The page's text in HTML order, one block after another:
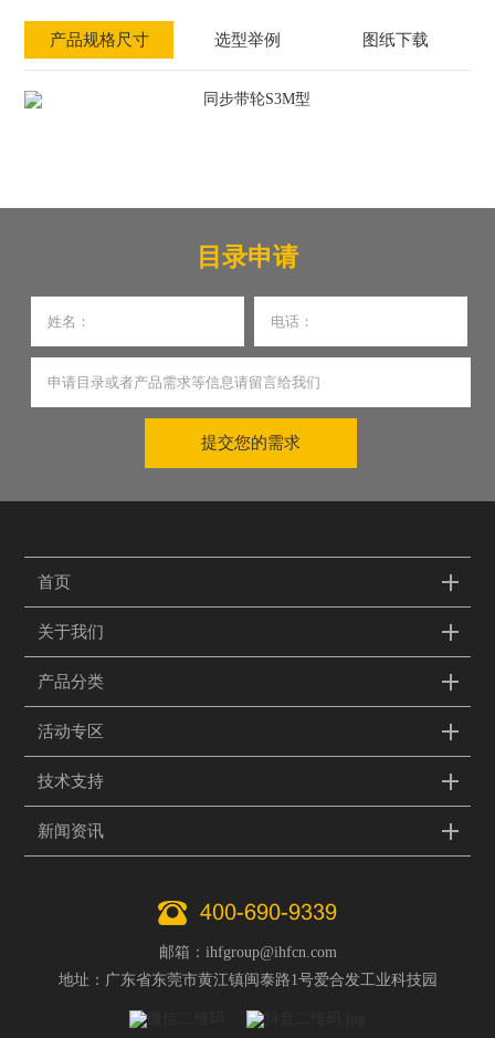
产品规格尺寸 选型举例 图纸下载
目录申请
提交您的需求
首页
关于我们
产品分类
活动专区
技术支持
新闻资讯
400-690-9339
邮箱：ihfgroup@ihfcn.com
地址：广东省东莞市黄江镇闽泰路1号爱合发工业科技园